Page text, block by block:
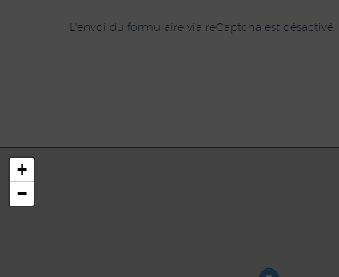
L'envoi du formulaire via reCaptcha est désactivé.
+
−